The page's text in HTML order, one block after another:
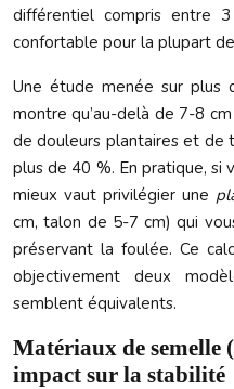
différentiel compris entre
confortable pour la plupart
Une étude menée sur plus
montre qu’au-delà de 7-8
de douleurs plantaires et de
plus de 40 %. En pratique, si
mieux vaut privilégier une
cm, talon de 5-7 cm) qui
préservant la foulée. Ce
objectivement deux
semblent équivalents.
Matériaux de semelle
impact sur la stabilité